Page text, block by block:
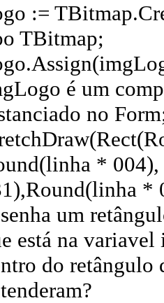
:=
TBitmap;
é um
no
*
*
um
está na
do retângulo